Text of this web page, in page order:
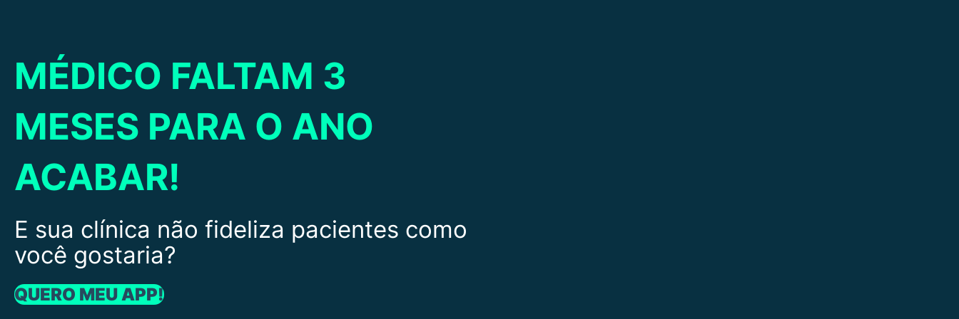
MÉDICO FALTAM 3
MESES PARA O ANO
ACABAR!
E sua clínica não fideliza pacientes como
você gostaria?
QUERO MEU APP!